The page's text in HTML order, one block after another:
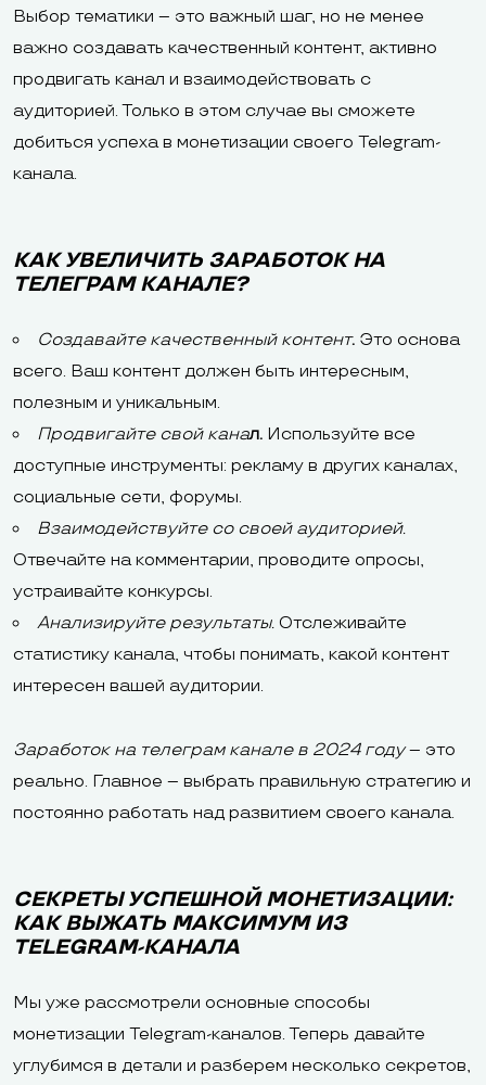
Выбор тематики – это важный шаг, но не менее
важно создавать качественный контент, активно
продвигать канал и взаимодействовать с
аудиторией. Только в этом случае вы сможете
добиться успеха в монетизации своего Telegram-
канала.
КАК УВЕЛИЧИТЬ ЗАРАБОТОК НА
ТЕЛЕГРАМ КАНАЛЕ?
Создавайте качественный контент. Это основа
всего. Ваш контент должен быть интересным,
полезным и уникальным.
Продвигайте свой канал. Используйте все
доступные инструменты: рекламу в других каналах,
социальные сети, форумы.
Взаимодействуйте со своей аудиторией.
Отвечайте на комментарии, проводите опросы,
устраивайте конкурсы.
Анализируйте результаты. Отслеживайте
статистику канала, чтобы понимать, какой контент
интересен вашей аудитории.
Заработок на телеграм канале в 2024 году– это
реально. Главное – выбрать правильную стратегию и
постоянно работать над развитием своего канала.
СЕКРЕТЫ УСПЕШНОЙ МОНЕТИЗАЦИИ:
КАК ВЫЖАТЬ МАКСИМУМ ИЗ
TELEGRAM-КАНАЛА
Мы уже рассмотрели основные способы
монетизации Telegram-каналов. Теперь давайте
углубимся в детали и разберем несколько секретов,